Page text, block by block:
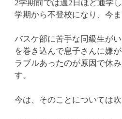
2学期前では週2日ほど通学
学期から不登校になり、今ま
バスケ部に苦手な同級生が
を巻き込んで息子さんに嫌
ラブルあったのが原因で休
す。
今は、そのことについては吹